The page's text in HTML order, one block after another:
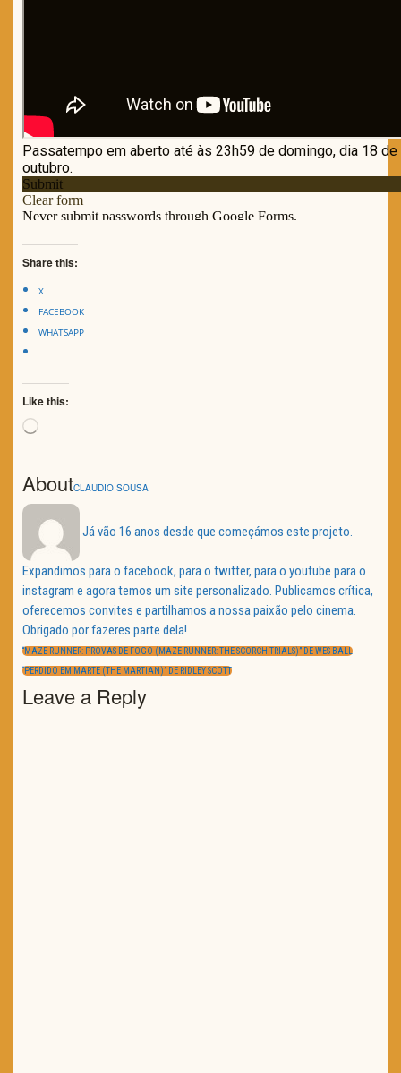
Share this:
X
FACEBOOK
WHATSAPP
Like this:
Loading…
AboutCLAUDIO SOUSA
Já vão 16 anos desde que começámos este projeto.
Expandimos para o facebook, para o twitter, para o youtube para o
instagram e agora temos um site personalizado. Publicamos crítica,
oferecemos convites e partilhamos a nossa paixão pelo cinema.
Obrigado por fazeres parte dela!
Navegação
de
artigos
PREVIOUS
“MAZE RUNNER: PROVAS DE FOGO (MAZE RUNNER: THE SCORCH TRIALS)” DE WES BALL
NEXT
“PERDIDO EM MARTE (THE MARTIAN)” DE RIDLEY SCOTT
Leave a Reply